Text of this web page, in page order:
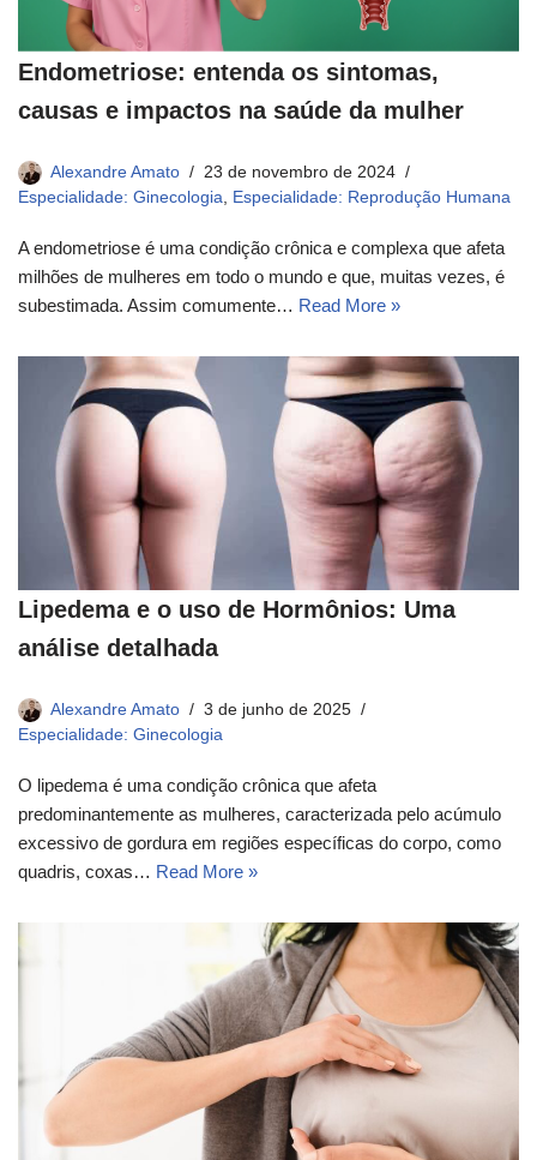
Endometriose: entenda os sintomas,
causas e impactos na saúde da mulher
Alexandre Amato
23 de novembro de 2024
Especialidade: Ginecologia
Especialidade: Reprodução Humana
A endometriose é uma condição crônica e complexa que afeta
milhões de mulheres em todo o mundo e que, muitas vezes, é
subestimada. Assim comumente… Read More »
Lipedema e o uso de Hormônios: Uma
análise detalhada
Alexandre Amato
3 de junho de 2025
Especialidade: Ginecologia
O lipedema é uma condição crônica que afeta
predominantemente as mulheres, caracterizada pelo acúmulo
excessivo de gordura em regiões específicas do corpo, como
quadris, coxas… Read More »